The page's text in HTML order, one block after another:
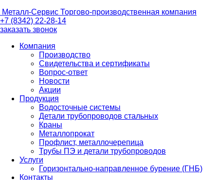
Металл-Сервис Торгово-производственная компания
+7 (8342) 22-28-14
заказать звонок
Компания
Производство
Свидетельства и сертификаты
Вопрос-ответ
Новости
Акции
Продукция
Водосточные системы
Детали трубопроводов стальных
Краны
Металлопрокат
Профлист, металлочерепица
Трубы ПЭ и детали трубопроводов
Услуги
Горизонтально-направленное бурение (ГНБ)
Контакты